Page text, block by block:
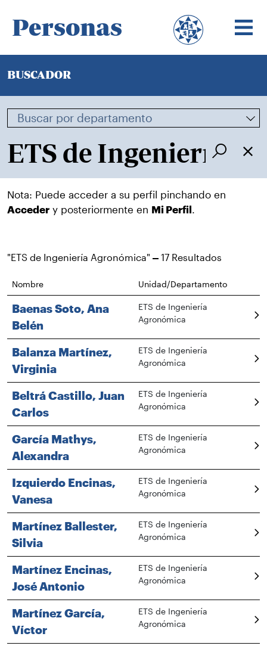
Personas
BUSCADOR
Nota: Puede acceder a su perfil pinchando en
Acceder y posteriormente en Mi Perfil.
"ETS de Ingeniería Agronómica" 17 Resultados
Nombre Unidad/Departamento
Baenas Soto, Ana
Belén
ETS de Ingeniería
Agronómica
Balanza Martínez,
Virginia
ETS de Ingeniería
Agronómica
Beltrá Castillo, Juan
Carlos
ETS de Ingeniería
Agronómica
García Mathys,
Alexandra
ETS de Ingeniería
Agronómica
Izquierdo Encinas,
Vanesa
ETS de Ingeniería
Agronómica
Martínez Ballester,
Silvia
ETS de Ingeniería
Agronómica
Martínez Encinas,
José Antonio
ETS de Ingeniería
Agronómica
Martínez García,
Víctor
ETS de Ingeniería
Agronómica